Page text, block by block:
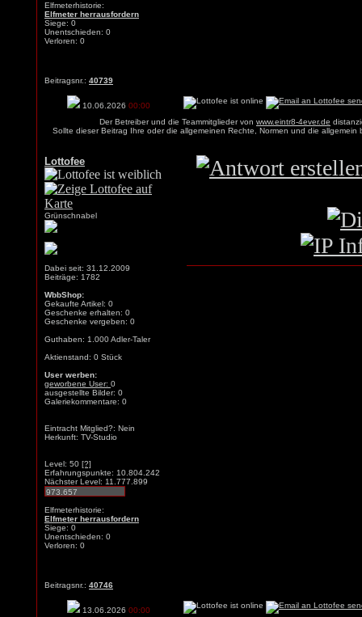
Elfmeterhistorie:
Elfmeter herrausfordern
Siege: 0
Unentschieden: 0
Verloren: 0
Beitragsnr.: 40739
10.06.2026 00:00
Der Betreiber und die Teammitglieder von www.eintr8-4ever.de
Sollte dieser Beitrag Ihre oder die allgemeinen Rechte, Normen und die
Lottofee
Grünschnabel
Dabei seit: 31.12.2009
Beiträge: 1782
WbbShop:
Gekaufte Artikel: 0
Geschenke erhalten: 0
Geschenke vergeben: 0
Guthaben: 1.000 Adler-Taler
Aktienstand: 0 Stück
User werben:
geworbene User: 0
ausgestellte Bilder: 0
Galeriekommentare: 0
Eintracht Mitglied?: Nein
Herkunft: TV-Studio
Level: 50 [?]
Erfahrungspunkte: 10.804.242
Nächster Level: 11.777.899
Elfmeterhistorie:
Elfmeter herrausfordern
Siege: 0
Unentschieden: 0
Verloren: 0
Beitragsnr.: 40746
13.06.2026 00:00